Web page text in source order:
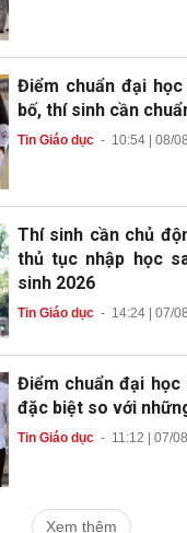
Điểm chuẩn đại
bố, thí sinh cần
Tin Giáo dục- 10:54 | 08/
Thí sinh cần chủ
thủ tục nhập học
sinh 2026
Tin Giáo dục- 14:24 | 07/
Điểm chuẩn đại học
đặc biệt so với
Tin Giáo dục- 11:12 | 07/
Xem thêm